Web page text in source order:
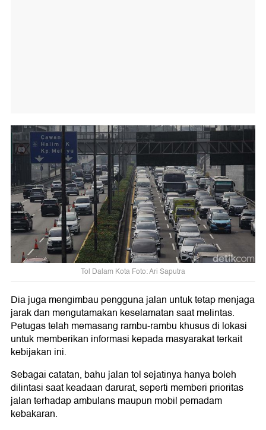
Tol Dalam Kota Foto: Ari Saputra
Dia juga mengimbau pengguna jalan untuk tetap menjaga
jarak dan mengutamakan keselamatan saat melintas.
Petugas telah memasang rambu-rambu khusus di lokasi
untuk memberikan informasi kepada masyarakat terkait
kebijakan ini.
Sebagai catatan, bahu jalan tol sejatinya hanya boleh
dilintasi saat keadaan darurat, seperti memberi prioritas
jalan terhadap ambulans maupun mobil pemadam
kebakaran.